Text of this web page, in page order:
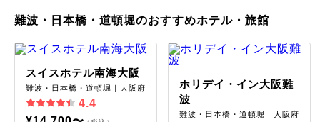
難波・日本橋・道頓堀のおすすめホテル・旅館
スイスホテル南海大阪
難波・日本橋・道頓堀｜大阪府
4.4
ホリデイ・イン大阪難
波
難波・日本橋・道頓堀｜大阪府